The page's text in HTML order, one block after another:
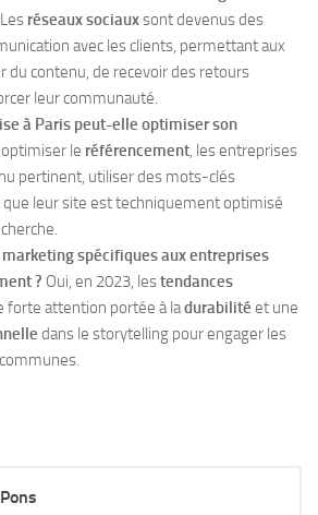
Les réseaux sociauxsont devenus des
avec les clients, permettant aux
du contenu, de recevoir des retours
leur communauté.
à Paris peut-elle optimiser son
le référencement , les entreprises
pertinent, utiliser des mots-clés
que leur site est techniquement optimisé
spécifiques aux entreprises
? Oui, en 2023, lestendances
forte attention portée à ladurabilité et une
dans le storytelling pour engager les